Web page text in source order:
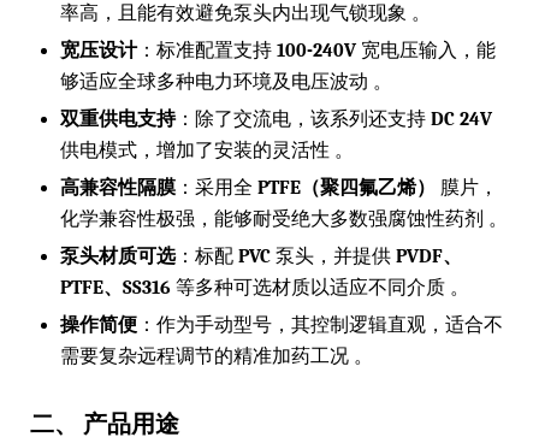
率高，且能有效避免泵头内出现气锁现象 。
宽压设计：标准配置支持 100-240V 宽电压输入，能
够适应全球多种电力环境及电压波动 。
双重供电支持：除了交流电，该系列还支持 DC 24V
供电模式，增加了安装的灵活性 。
高兼容性隔膜 ：采用全 PTFE（聚四氟乙烯）
膜片，
化学兼容性极强，能够耐受绝大多数强腐蚀性药剂 。
泵头材质可选：标配 PVC 泵头，并提供 PVDF、
PTFE、SS316 等多种可选材质以适应不同介质 。
操作简便 ：作为手动型号，其控制逻辑直观，适合不
需要复杂远程调节的精准加药工况 。
二、 产品用途